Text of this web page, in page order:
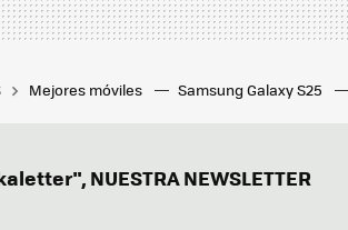
Mejores móviles Samsung Galaxy S25
NUESTRA NEWSLETTER